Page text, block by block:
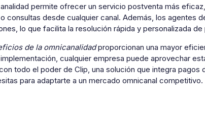
permite ofrecer un servicio postventa más
consultas desde cualquier canal. Además, los agentes
lo que facilita la resolución rápida y personalizada de
de la omnicanalidadproporcionan una mayor
cualquier empresa puede aprovechar
todo el poder de Clip, una solución que integra
para adaptarte a un mercado omnicanal competitivo.